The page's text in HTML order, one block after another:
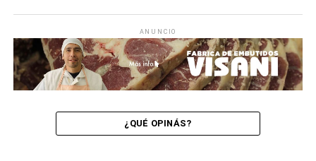
ANUNCIO
¿QUÉ OPINÁS?